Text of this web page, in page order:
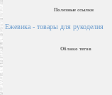
Полезные ссылки
Ежевика - товары для рукоделия
Облако тегов